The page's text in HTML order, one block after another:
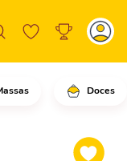
Doces
de